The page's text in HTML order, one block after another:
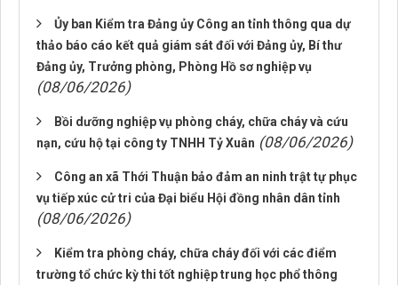
Ủy ban Kiểm tra Đảng ủy Công an tỉnh thông qua dự
thảo báo cáo kết quả giám sát đối với Đảng ủy, Bí thư
Đảng ủy, Trưởng phòng, Phòng Hồ sơ nghiệp vụ
(08/06/2026)
Bồi dưỡng nghiệp vụ phòng cháy, chữa cháy và cứu
nạn, cứu hộ tại công ty TNHH Tỷ Xuân (08/06/2026)
Công an xã Thới Thuận bảo đảm an ninh trật tự phục
vụ tiếp xúc cử tri của Đại biểu Hội đồng nhân dân tỉnh
(08/06/2026)
Kiểm tra phòng cháy, chữa cháy đối với các điểm
trường tổ chức kỳ thi tốt nghiệp trung học phổ thông